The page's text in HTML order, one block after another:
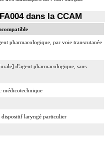
dans la CCAM
pharmacologique, par voie transcutanée
d'agent pharmacologique, sans
médicotechnique
laryngé particulier